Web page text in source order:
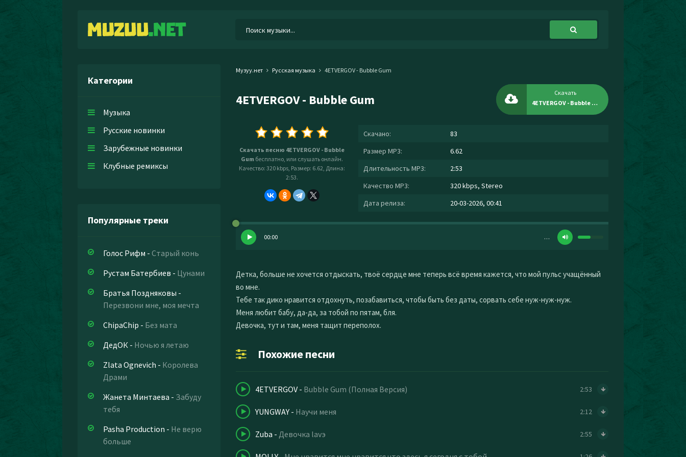
Категории
Музыка
Русские новинки
Зарубежные новинки
Клубные ремиксы
Популярные треки
Голос Рифм - Старый конь
Рустам Батербиев - Цунами
Братья Поздняковы -
Перезвони мне, моя мечта
ChipaChip - Без мата
ДедОК - Ночью я летаю
Zlata Ognevich - Королева
Драми
Жанета Минтаева - Забуду
тебя
Pasha Production - Не верю
больше
Музуу.нет Русская музыка 4ETVERGOV - Bubble Gum
4ETVERGOV - Bubble Gum
Скачать
4ETVERGOV - Bubble Gum
Скачать песню 4ETVERGOV - Bubble
Gum бесплатно, или слушать онлайн.
Качество: 320 kbps, Размер: 6.62, Длина:
2:53.
Скачано:
83
Размер MP3:
6.62
Длительность MP3:
2:53
Качество MP3:
320 kbps, Stereo
Дата релиза:
20-03-2026, 00:41
00:00 …
Детка, больше не хочется отдыскать, твоё сердце мне теперь всё время кажется, что мой пульс учащённый
во мне.
Тебе так дико нравится отдохнуть, позабавиться, чтобы быть без даты, сорвать себе нуж-нуж-нуж.
Меня любит бабу, да-да, за тобой по пятам, бля.
Девочка, тут и там, меня тащит переполох.
Похожие песни
4ETVERGOV - Bubble Gum (Полная Версия) 2:53
YUNGWAY - Научи меня 2:12
Zuba - Девочка lavэ 2:55